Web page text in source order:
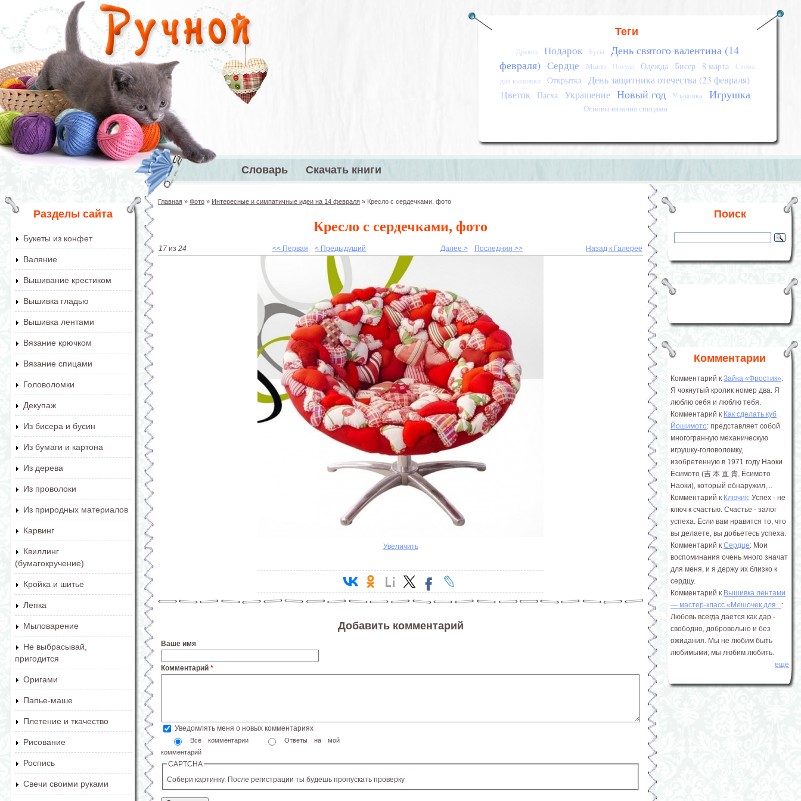
Перейти к основному содержанию
Теги
Дракон Подарок Бусы
День святого валентина (14
февраля) Сердце Мыло Посуда Одежда Бисер 8 марта
Схема
для вышивки
Открытка День защитника отечества (23 февраля)
Цветок
Пасха Украшение Новый год Упаковка Игрушка
Основы вязания спицами
Главное меню
Словарь Скачать книги
Разделы сайта
Букеты из конфет
Валяние
Вышивание крестиком
Вышивка гладью
Вышивка лентами
Вязание крючком
Вязание спицами
Головоломки
Декупаж
Из бисера и бусин
Из бумаги и картона
Из дерева
Из проволоки
Из природных материалов
Карвинг
Квиллинг
(бумагокручение)
Кройка и шитье
Лепка
Мыловарение
Не выбрасывай,
пригодится
Оригами
Папье-маше
Плетение и ткачество
Рисование
Роспись
Свечи своими руками
Главная » Фото » Интересные и симпатичные идеи на 14 февраля » Кресло с сердечками, фото
Кресло с сердечками, фото
17 из 24 << Первая < Предыдущий Далее > Последняя >> Назад к Галерее
Увеличить
Добавить комментарий
Ваше имя
Комментарий *
Уведомлять меня о новых комментариях
Все комментарии
Ответы на мой
комментарий
CAPTCHA
Собери картинку. После регистрации ты будешь пропускать проверку
Поиск
Комментарии
Комментарий к Зайка «Фростик»:
Я чокнутый кролик номер два. Я
люблю себя и люблю тебя.
Комментарий к Как сделать куб
Йошимото: представляет собой
многогранную механическую
игрушку-головоломку,
изобретенную в 1971 году Наоки
Ёсимото (吉 本 直 貴, Ёсимото
Наоки), который обнаружил,...
Комментарий к Ключик: Успех - не
ключ к счастью. Счастье - залог
успеха. Если вам нравится то, что
вы делаете, вы добьетесь успеха.
Комментарий к Сердце: Мои
воспоминания очень много значат
для меня, и я держу их близко к
сердцу.
Комментарий к Вышивка лентами
― мастер-класс «Мешочек для...:
Любовь всегда дается как дар -
свободно, добровольно и без
ожидания. Мы не любим быть
любимыми; мы любим любить.
еще